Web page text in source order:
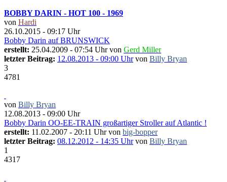
BOBBY DARIN - HOT 100 - 1969
von Hardi
26.10.2015 - 09:17 Uhr
Bobby Darin auf BRUNSWICK
erstellt: 25.04.2009 - 07:54 Uhr von Gerd Miller
letzter Beitrag: 12.08.2013 - 09:00 Uhrvon Billy Bryan
3
4781
von Billy Bryan
12.08.2013 - 09:00 Uhr
Bobby Darin OO-EE-TRAIN großartiger Stroller auf Atlantic !
erstellt: 11.02.2007 - 20:11 Uhr von big-bopper
letzter Beitrag: 08.12.2012 - 14:35 Uhrvon Billy Bryan
1
4317